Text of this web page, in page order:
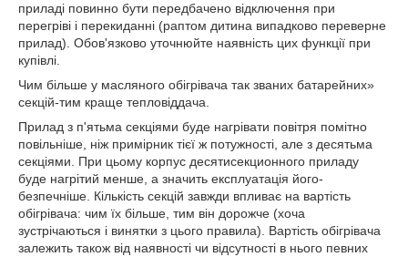
приладі повинно бути передбачено відключення при
перегріві і перекиданні (раптом дитина випадково переверне
прилад). Обов'язково уточнюйте наявність цих функції при
купівлі.
Чим більше у масляного обігрівача так званих батарейних»
секцій-тим краще тепловіддача.
Прилад з п'ятьма секціями буде нагрівати повітря помітно
повільніше, ніж примірник тієї ж потужності, але з десятьма
секціями. При цьому корпус десятисекционного приладу
буде нагрітий менше, а значить експлуатація його-
безпечніше. Кількість секцій завжди впливає на вартість
обігрівача: чим їх більше, тим він дорожче (хоча
зустрічаються і винятки з цього правила). Вартість обігрівача
залежить також від наявності чи відсутності в нього певних